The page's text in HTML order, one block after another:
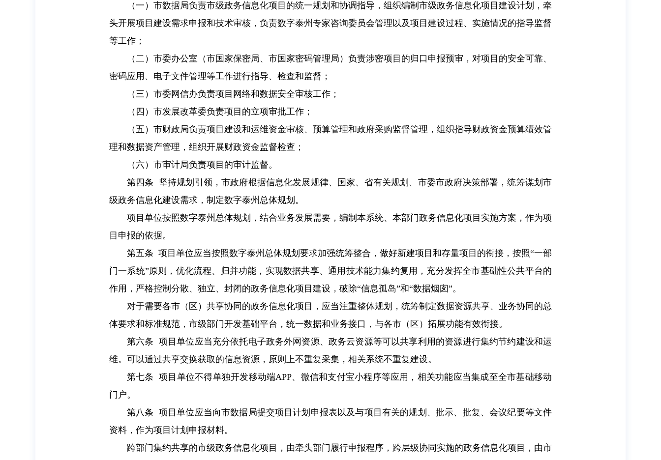
（一）市数据局负责市级政务信息化项目的统一规划和协调指导，组织编制市级政务信息化项目建设计划，牵
头开展项目建设需求申报和技术审核，负责数字泰州专家咨询委员会管理以及项目建设过程、实施情况的指导监督
等工作；
（二）市委办公室（市国家保密局、市国家密码管理局）负责涉密项目的归口申报预审，对项目的安全可靠、
密码应用、电子文件管理等工作进行指导、检查和监督；
（三）市委网信办负责项目网络和数据安全审核工作；
（四）市发展改革委负责项目的立项审批工作；
（五）市财政局负责项目建设和运维资金审核、预算管理和政府采购监督管理，组织指导财政资金预算绩效管
理和数据资产管理，组织开展财政资金监督检查；
（六）市审计局负责项目的审计监督。
第四条 坚持规划引领，市政府根据信息化发展规律、国家、省有关规划、市委市政府决策部署，统筹谋划市
级政务信息化建设需求，制定数字泰州总体规划。
项目单位按照数字泰州总体规划，结合业务发展需要，编制本系统、本部门政务信息化项目实施方案，作为项
目申报的依据。
第五条 项目单位应当按照数字泰州总体规划要求加强统筹整合，做好新建项目和存量项目的衔接，按照“一部
门一系统”原则，优化流程、归并功能，实现数据共享、通用技术能力集约复用，充分发挥全市基础性公共平台的
作用，严格控制分散、独立、封闭的政务信息化项目建设，破除“信息孤岛”和“数据烟囱”。
对于需要各市（区）共享协同的政务信息化项目，应当注重整体规划，统筹制定数据资源共享、业务协同的总
体要求和标准规范，市级部门开发基础平台，统一数据和业务接口，与各市（区）拓展功能有效衔接。
第六条 项目单位应当充分依托电子政务外网资源、政务云资源等可以共享利用的资源进行集约节约建设和运
维。可以通过共享交换获取的信息资源，原则上不重复采集，相关系统不重复建设。
第七条 项目单位不得单独开发移动端APP、微信和支付宝小程序等应用，相关功能应当集成至全市基础移动
门户。
第八条 项目单位应当向市数据局提交项目计划申报表以及与项目有关的规划、批示、批复、会议纪要等文件
资料，作为项目计划申报材料。
跨部门集约共享的市级政务信息化项目，由牵头部门履行申报程序，跨层级协同实施的政务信息化项目，由市